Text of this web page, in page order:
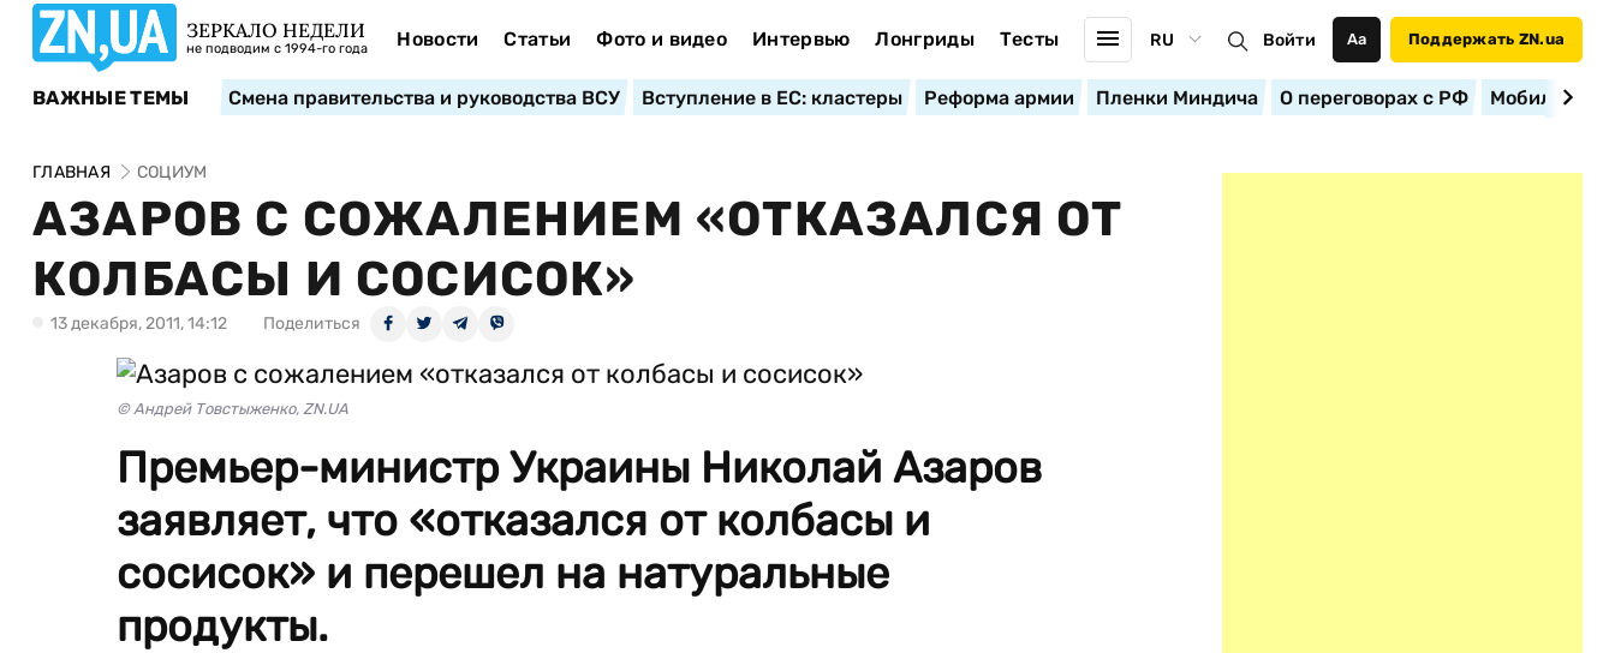
ЗЕРКАЛО НЕДЕЛИ
не подводим с 1994-го года Новости Статьи Фото и видео Интервью Лонгриды Тесты RU Войти Аа Поддержать ZN.ua
ВАЖНЫЕ ТЕМЫ Смена правительства и руководства ВСУ Вступление в ЕС: кластеры Реформа армии Пленки Миндича О переговорах с РФ
ГЛАВНАЯ СОЦИУМ
АЗАРОВ С СОЖАЛЕНИЕМ «ОТКАЗАЛСЯ ОТ
КОЛБАСЫ И СОСИСОК»
13 декабря, 2011, 14:12 Поделиться
© Андрей Товстыженко, ZN.UA
Премьер-министр Украины Николай Азаров
заявляет, что «отказался от колбасы и
сосисок» и перешел на натуральные
продукты.